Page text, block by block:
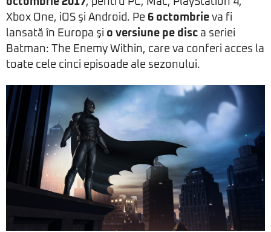
Xbox One, iOS şi Android. Pe 6 octombrie va fi
lansată în Europa şi o versiune pe disc a seriei
Batman: The Enemy Within, care va conferi acces la
toate cele cinci episoade ale sezonului.